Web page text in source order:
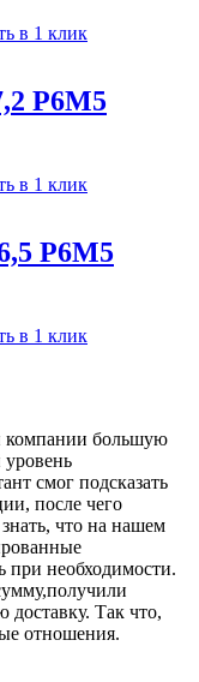
в 1 клик
Р6М5
в 1 клик
Р6М5
в 1 клик
компании большую
смог подсказать
после чего
что на нашем
при необходимости.
Так что,
отношения.